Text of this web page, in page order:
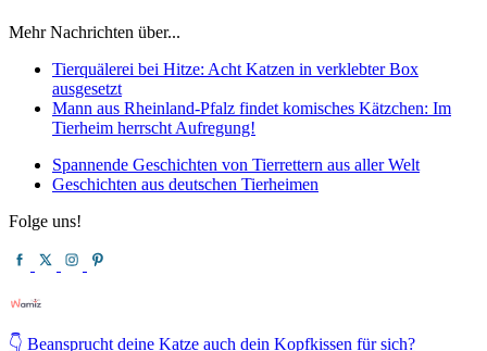
Mehr Nachrichten über...
Tierquälerei bei Hitze: Acht Katzen in verklebter Box
ausgesetzt
Mann aus Rheinland-Pfalz findet komisches Kätzchen: Im
Tierheim herrscht Aufregung!
Spannende Geschichten von Tierrettern aus aller Welt
Geschichten aus deutschen Tierheimen
Folge uns!
👇 Beansprucht deine Katze auch dein Kopfkissen für sich?